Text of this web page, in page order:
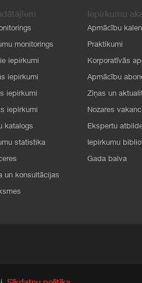
monitorings
iepirkumi
iepirkumi
iepirkumi
iepirkumi
katalogs
statistika
un konsultācijas
Iepirkumu
Apmācību
Praktikumi
Korporatīvās
Apmācību
Ziņas un
Nozares
Ekspertu
Iepirkumu
Gada balva